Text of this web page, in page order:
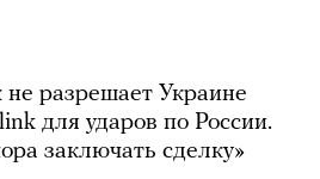
разрешает Украине
для ударов по России.
заключать сделку»